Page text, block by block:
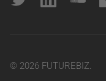
© 2026 FUTUREBIZ.